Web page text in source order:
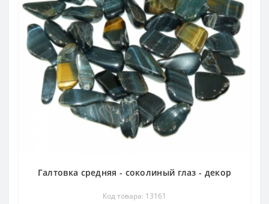
Галтовка средняя - соколиный глаз - декор
Код товара: 13161